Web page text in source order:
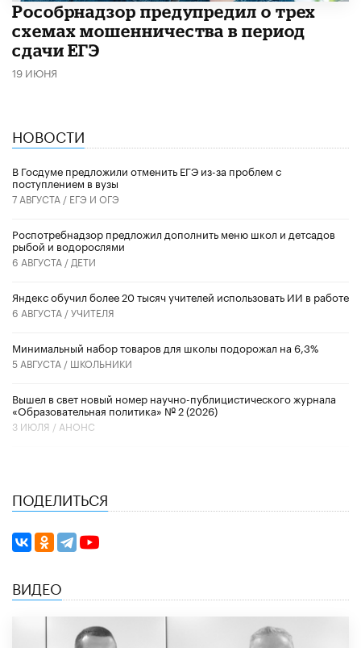
Рособрнадзор предупредил о трех
схемах мошенничества в период
сдачи ЕГЭ
19 ИЮНЯ
НОВОСТИ
В Госдуме предложили отменить ЕГЭ из-за проблем с
поступлением в вузы
7 АВГУСТА / ЕГЭ И ОГЭ
Роспотребнадзор предложил дополнить меню школ и детсадов
рыбой и водорослями
6 АВГУСТА / ДЕТИ
​Яндекс обучил более 20 тысяч учителей использовать ИИ в работе
6 АВГУСТА /УЧИТЕЛЯ
Минимальный набор товаров для школы подорожал на 6,3%
5 АВГУСТА / ШКОЛЬНИКИ
Вышел в свет новый номер научно-публицистического журнала
«Образовательная политика» № 2 (2026)
3 ИЮЛЯ / АНОНС
ПОДЕЛИТЬСЯ
ВИДЕО